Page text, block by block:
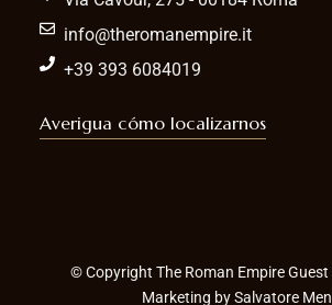
info@theromanempire.it
+39 393 6084019
Averigua cómo localizarnos
© Copyright The Roman Empire Guest
Marketing bySalvatore